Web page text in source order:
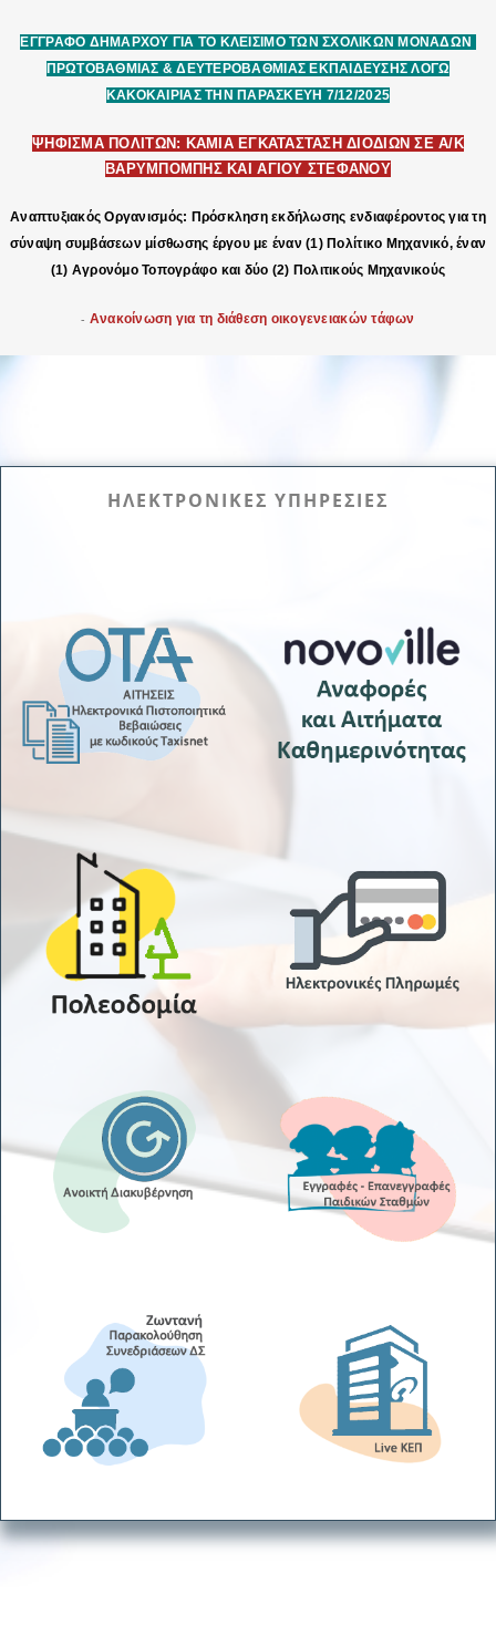
ΕΓΓΡΑΦΟ ΔΗΜΑΡΧΟΥ ΓΙΑ ΤΟ ΚΛΕΙΣΙΜΟ ΤΩΝ ΣΧΟΛΙΚΩΝ ΜΟΝΑΔΩΝ
ΠΡΩΤΟΒΑΘΜΙΑΣ & ΔΕΥΤΕΡΟΒΑΘΜΙΑΣ ΕΚΠΑΙΔΕΥΣΗΣ ΛΟΓΩ
ΚΑΚΟΚΑΙΡΙΑΣ ΤΗΝ ΠΑΡΑΣΚΕΥΗ 7/12/2025
ΨΗΦΙΣΜΑ ΠΟΛΙΤΩΝ: ΚΑΜΙΑ ΕΓΚΑΤΑΣΤΑΣΗ ΔΙΟΔΙΩΝ ΣΕ Α/Κ
ΒΑΡΥΜΠΟΜΠΗΣ ΚΑΙ ΑΓΙΟΥ ΣΤΕΦΑΝΟΥ
Αναπτυξιακός Οργανισμός: Πρόσκληση εκδήλωσης ενδιαφέροντος για τη
σύναψη συμβάσεων μίσθωσης έργου με έναν (1) Πολίτικο Μηχανικό, έναν
(1) Αγρονόμο Τοπογράφο και δύο (2) Πολιτικούς Μηχανικούς
- Ανακοίνωση για τη διάθεση οικογενειακών τάφων
ΗΛΕΚΤΡΟΝΙΚΕΣ ΥΠΗΡΕΣΙΕΣ